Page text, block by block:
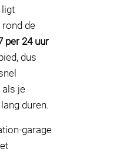
ligt
de
per 24 uur
dus
als je
duren.
garage